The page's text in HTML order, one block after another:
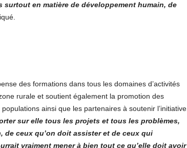
surtout en matière de développement humain, de
des formations dans tous les domaines d’activités
rurale et soutient également la promotion des
ainsi que les partenaires à soutenir l’initiative.
sur elle tous les projets et tous les problèmes,
de ceux qu’on doit assister et de ceux qui
vraiment mener à bien tout ce qu’elle doit avoir